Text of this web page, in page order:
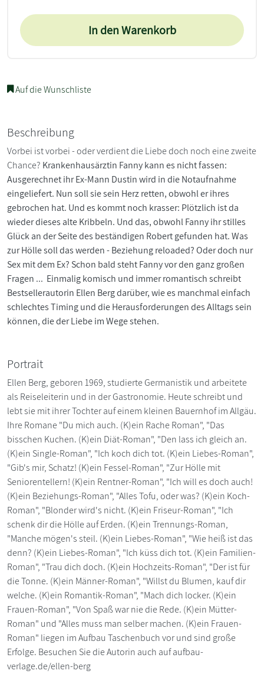
In den Warenkorb
Auf die Wunschliste
Beschreibung
Vorbei ist vorbei - oder verdient die Liebe doch noch eine zweite
Chance? Krankenhausärztin Fanny kann es nicht fassen:
Ausgerechnet ihr Ex-Mann Dustin wird in die Notaufnahme
eingeliefert. Nun soll sie sein Herz retten, obwohl er ihres
gebrochen hat. Und es kommt noch krasser: Plötzlich ist da
wieder dieses alte Kribbeln. Und das, obwohl Fanny ihr stilles
Glück an der Seite des beständigen Robert gefunden hat. Was
zur Hölle soll das werden - Beziehung reloaded? Oder doch nur
Sex mit dem Ex? Schon bald steht Fanny vor den ganz großen
Fragen ... Einmalig komisch und immer romantisch schreibt
Bestsellerautorin Ellen Berg darüber, wie es manchmal einfach
schlechtes Timing und die Herausforderungen des Alltags sein
können, die der Liebe im Wege stehen.
Portrait
Ellen Berg, geboren 1969, studierte Germanistik und arbeitete
als Reiseleiterin und in der Gastronomie. Heute schreibt und
lebt sie mit ihrer Tochter auf einem kleinen Bauernhof im Allgäu.
Ihre Romane "Du mich auch. (K)ein Rache Roman", "Das
bisschen Kuchen. (K)ein Diät-Roman", "Den lass ich gleich an.
(K)ein Single-Roman", "Ich koch dich tot. (K)ein Liebes-Roman",
"Gib's mir, Schatz! (K)ein Fessel-Roman", "Zur Hölle mit
Seniorentellern! (K)ein Rentner-Roman", "Ich will es doch auch!
(K)ein Beziehungs-Roman", "Alles Tofu, oder was? (K)ein Koch-
Roman", "Blonder wird's nicht. (K)ein Friseur-Roman", "Ich
schenk dir die Hölle auf Erden. (K)ein Trennungs-Roman,
"Manche mögen's steil. (K)ein Liebes-Roman", "Wie heiß ist das
denn? (K)ein Liebes-Roman", "Ich küss dich tot. (K)ein Familien-
Roman", "Trau dich doch. (K)ein Hochzeits-Roman", "Der ist für
die Tonne. (K)ein Männer-Roman", "Willst du Blumen, kauf dir
welche. (K)ein Romantik-Roman", "Mach dich locker. (K)ein
Frauen-Roman", "Von Spaß war nie die Rede. (K)ein Mütter-
Roman" und "Alles muss man selber machen. (K)ein Frauen-
Roman" liegen im Aufbau Taschenbuch vor und sind große
Erfolge. Besuchen Sie die Autorin auch auf aufbau-
verlage.de/ellen-berg